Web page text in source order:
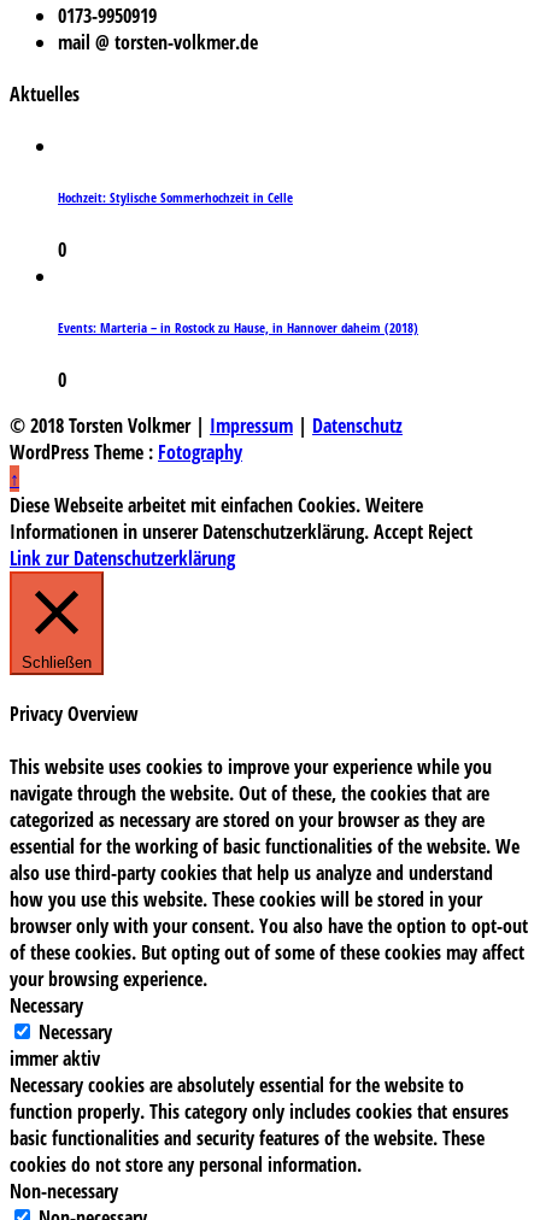
0173-9950919
mail @ torsten-volkmer.de
Aktuelles
Hochzeit: Stylische Sommerhochzeit in Celle
0
Events: Marteria – in Rostock zu Hause, in Hannover daheim (2018)
0
© 2018 Torsten Volkmer | Impressum | Datenschutz
WordPress Theme : Fotography
↑
Diese Webseite arbeitet mit einfachen Cookies. Weitere
Informationen in unserer Datenschutzerklärung.Accept Reject
Link zur Datenschutzerklärung
Schließen
Privacy Overview
This website uses cookies to improve your experience while you
navigate through the website. Out of these, the cookies that are
categorized as necessary are stored on your browser as they are
essential for the working of basic functionalities of the website. We
also use third-party cookies that help us analyze and understand
how you use this website. These cookies will be stored in your
browser only with your consent. You also have the option to opt-out
of these cookies. But opting out of some of these cookies may affect
your browsing experience.
Necessary
Necessary
immer aktiv
Necessary cookies are absolutely essential for the website to
function properly. This category only includes cookies that ensures
basic functionalities and security features of the website. These
cookies do not store any personal information.
Non-necessary